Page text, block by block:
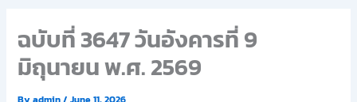
ฉบับที่ 3647 วันอังคารที่ 9
มิถุนายน พ.ศ. 2569